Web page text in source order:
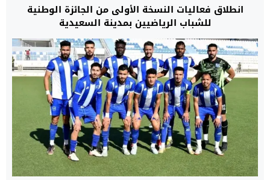
انطلاق فعاليات النسخة الأولى من الجائزة الوطنية
للشباب الرياضيين بمدينة السعيدية